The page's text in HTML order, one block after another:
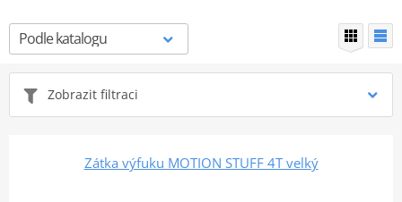
Zobrazit filtraci
Zátka výfuku MOTION STUFF 4T velký